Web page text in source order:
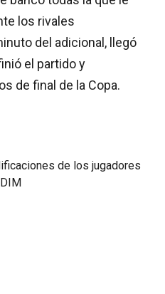
los rivales
del adicional, llegó
el partido y
de final de la Copa.